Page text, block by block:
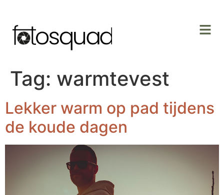
Tag: warmtevest
Lekker warm op pad tijdens
de koude dagen